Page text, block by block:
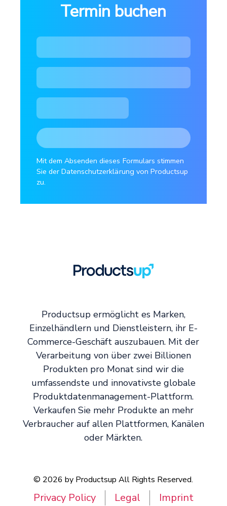
Termin buchen
Mit dem Absenden dieses Formulars stimmen
Sie der Datenschutzerklärung von Productsup
zu.
Productsup ermöglicht es Marken,
Einzelhändlern und Dienstleistern, ihr E-
Commerce-Geschäft auszubauen. Mit der
Verarbeitung von über zwei Billionen
Produkten pro Monat sind wir die
umfassendste und innovativste globale
Produktdatenmanagement-Plattform.
Verkaufen Sie mehr Produkte an mehr
Verbraucher auf allen Plattformen, Kanälen
oder Märkten.
© 2026 by Productsup All Rights Reserved.
Privacy Policy Legal Imprint